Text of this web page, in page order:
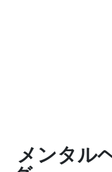
メンタル